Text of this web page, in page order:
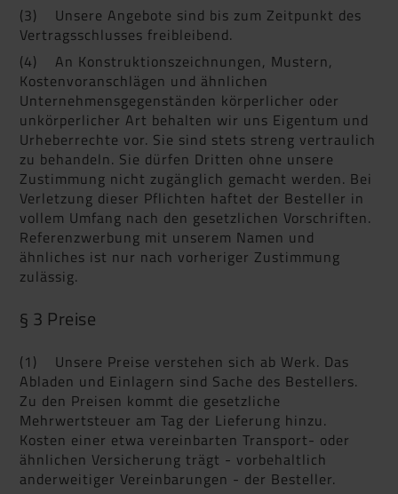
(3) Unsere Angebote sind bis zum Zeitpunkt des
Vertragsschlusses freibleibend.
(4) An Konstruktionszeichnungen, Mustern,
Kostenvoranschlägen und ähnlichen
Unternehmensgegenständen körperlicher oder
unkörperlicher Art behalten wir uns Eigentum und
Urheberrechte vor. Sie sind stets streng vertraulich
zu behandeln. Sie dürfen Dritten ohne unsere
Zustimmung nicht zugänglich gemacht werden. Bei
Verletzung dieser Pflichten haftet der Besteller in
vollem Umfang nach den gesetzlichen Vorschriften.
Referenzwerbung mit unserem Namen und
ähnliches ist nur nach vorheriger Zustimmung
zulässig.
§ 3 Preise
(1) Unsere Preise verstehen sich ab Werk. Das
Abladen und Einlagern sind Sache des Bestellers.
Zu den Preisen kommt die gesetzliche
Mehrwertsteuer am Tag der Lieferung hinzu.
Kosten einer etwa vereinbarten Transport- oder
ähnlichen Versicherung trägt - vorbehaltlich
anderweitiger Vereinbarungen - der Besteller.